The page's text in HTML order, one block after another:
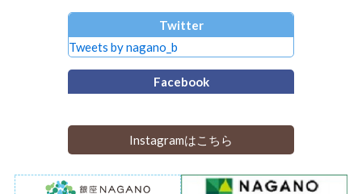
Twitter
Tweets by nagano_b
Facebook
Instagramはこちら